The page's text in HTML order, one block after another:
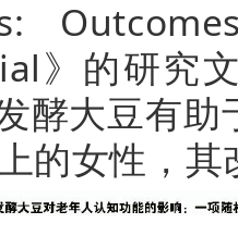
》的研究
酵大豆有
的女性，